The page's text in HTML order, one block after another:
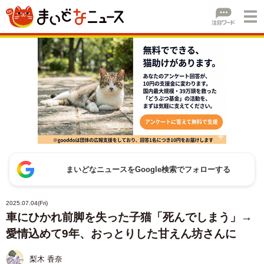
まいどなニュースをGoogle検索でフォローする
2025.07.04(Fri)
車にひかれ前脚を失った子猫「死んでしまう」→
愛情込めて9年、おっとりした甘えん坊さんに
梨木 香奈